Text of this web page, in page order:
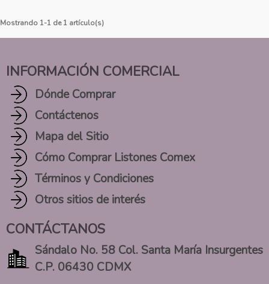
Mostrando 1-1 de 1 artículo(s)
INFORMACIÓN COMERCIAL
Dónde Comprar
Contáctenos
Mapa del Sitio
Cómo Comprar Listones Comex
Términos y Condiciones
Otros sitios de interés
CONTÁCTANOS
Sándalo No. 58 Col. Santa María Insurgentes
C.P. 06430 CDMX